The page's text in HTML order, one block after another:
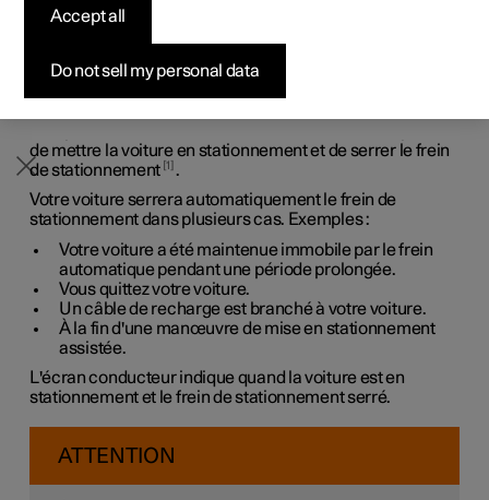
Configurer
Pre-owned Polestar 2
Configurer
Pre-owned Polestar 3
Venez la découvrir
Demander votre offre
Offres pour professionnels
Configurer
Pre-owned Polestar 3
Pre-owned Polestar 4
Méthodes de financement
Avantages en nature
News
S'abonner à la newsletter
stationnement.
voiture. En stationnement, la voiture surveille et renforce
de mettre la voiture en stationnement et de serrer le frein
de stationnement 1 .
Votre voiture serrera automatiquement le frein de
stationnement dans plusieurs cas. Exemples :
Votre voiture a été maintenue immobile par le frein
automatique pendant une période prolongée.
Vous quittez votre voiture.
Un câble de recharge est branché à votre voiture.
À la fin d'une manœuvre de mise en stationnement
assistée.
L'écran conducteur indique quand la voiture est en
stationnement et le frein de stationnement serré.
ATTENTION
Do not sell my personal data
Accept all